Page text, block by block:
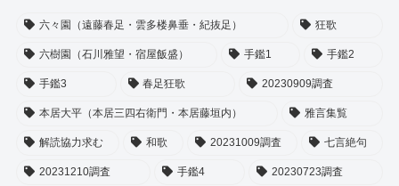
六々園（遠藤春足・雲多楼鼻垂・紀抜足） 狂歌
六樹園（石川雅望・宿屋飯盛） 手鑑1 手鑑2
手鑑3 春足狂歌 20230909調査
本居大平（本居三四右衛門・本居藤垣内） 雅言集覧
解読協力求む 和歌 20231009調査 七言絶句
20231210調査 手鑑4 20230723調査